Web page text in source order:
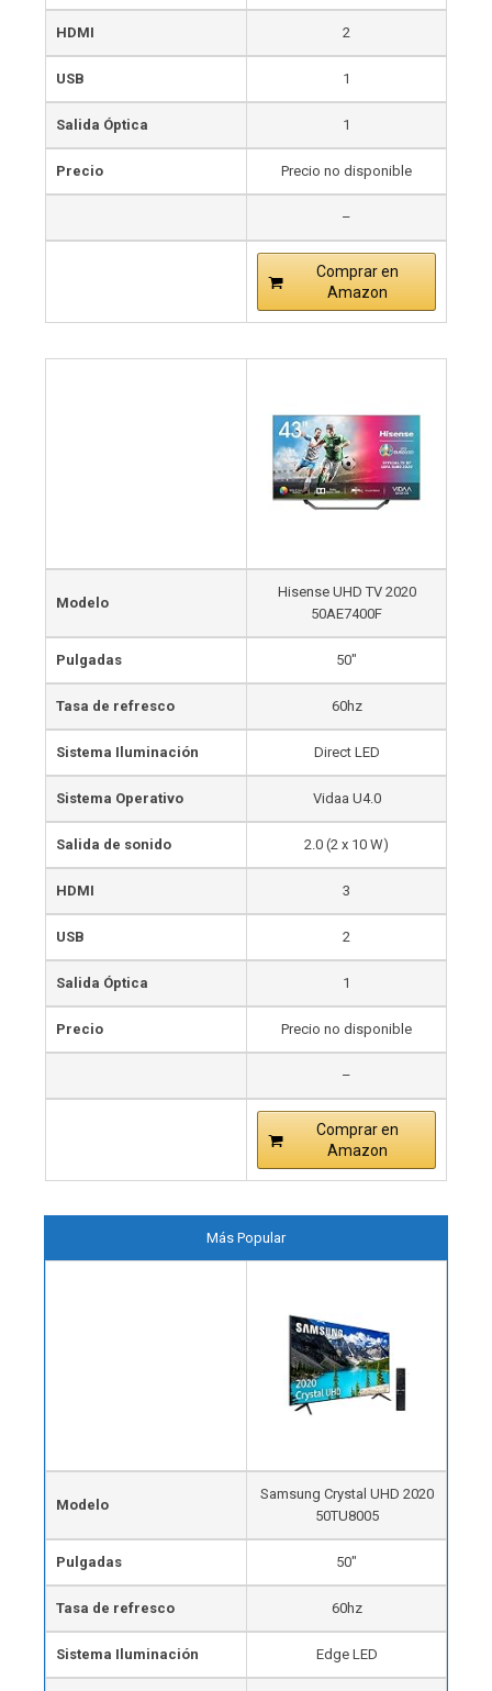
HDMI 2
USB 1
Salida Óptica 1
Precio Precio no disponible
–
Comprar en
Amazon
Modelo
Hisense UHD TV 2020
50AE7400F
Pulgadas 50″
Tasa de refresco 60hz
Sistema Iluminación Direct LED
Sistema Operativo Vidaa U4.0
Salida de sonido 2.0 (2 x 10 W)
HDMI 3
USB 2
Salida Óptica 1
Precio Precio no disponible
–
Comprar en
Amazon
Más Popular
Modelo
Samsung Crystal UHD 2020
50TU8005
Pulgadas 50″
Tasa de refresco 60hz
Sistema Iluminación Edge LED